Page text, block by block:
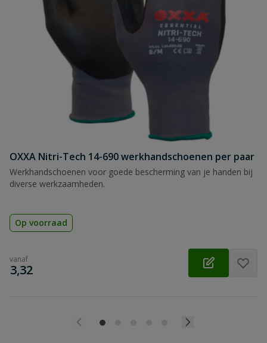
OXXA Nitri-Tech 14-690 werkhandschoenen per paar
Werkhandschoenen voor goede bescherming van je handen bij
diverse werkzaamheden.
Op voorraad
vanaf
€
3,32